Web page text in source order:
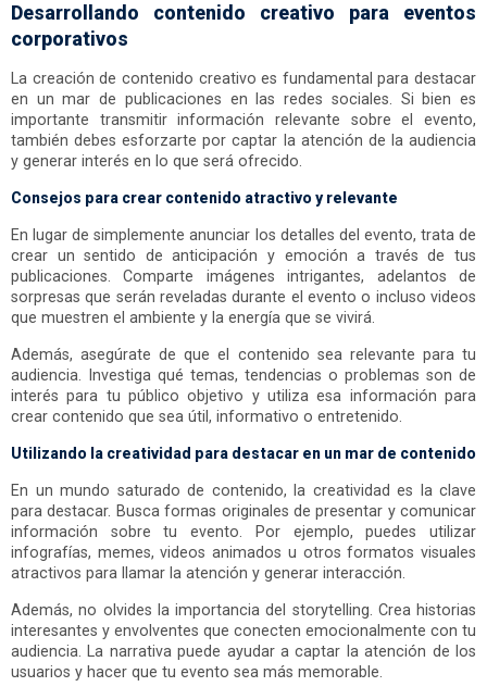
Desarrollando contenido creativo para eventos
corporativos
La creación de contenido creativo es fundamental para destacar
en un mar de publicaciones en las redes sociales. Si bien es
importante transmitir información relevante sobre el evento,
también debes esforzarte por captar la atención de la audiencia
y generar interés en lo que será ofrecido.
Consejos para crear contenido atractivo y relevante
En lugar de simplemente anunciar los detalles del evento, trata de
crear un sentido de anticipación y emoción a través de tus
publicaciones. Comparte imágenes intrigantes, adelantos de
sorpresas que serán reveladas durante el evento o incluso videos
que muestren el ambiente y la energía que se vivirá.
Además, asegúrate de que el contenido sea relevante para tu
audiencia. Investiga qué temas, tendencias o problemas son de
interés para tu público objetivo y utiliza esa información para
crear contenido que sea útil, informativo o entretenido.
Utilizando la creatividad para destacar en un mar de contenido
En un mundo saturado de contenido, la creatividad es la clave
para destacar. Busca formas originales de presentar y comunicar
información sobre tu evento. Por ejemplo, puedes utilizar
infografías, memes, videos animados u otros formatos visuales
atractivos para llamar la atención y generar interacción.
Además, no olvides la importancia del storytelling. Crea historias
interesantes y envolventes que conecten emocionalmente con tu
audiencia. La narrativa puede ayudar a captar la atención de los
usuarios y hacer que tu evento sea más memorable.